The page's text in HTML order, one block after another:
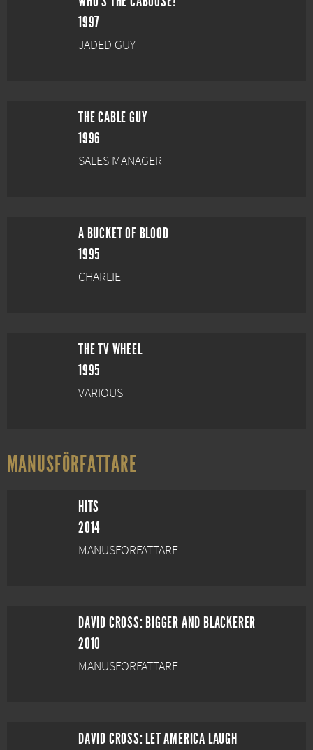
1997
JADED GUY
THE CABLE GUY
1996
SALES MANAGER
A BUCKET OF BLOOD
1995
CHARLIE
THE TV WHEEL
1995
VARIOUS
MANUSFÖRFATTARE
HITS
2014
MANUSFÖRFATTARE
DAVID CROSS: BIGGER AND BLACKERER
2010
MANUSFÖRFATTARE
DAVID CROSS: LET AMERICA LAUGH